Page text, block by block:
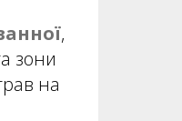
,
зони
на